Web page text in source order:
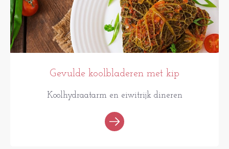
Gevulde koolbladeren met kip
Koolhydraatarm en eiwitrijk dineren